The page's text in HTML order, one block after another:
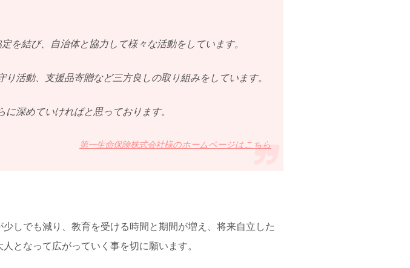
を結び、自治体と協力して様々な活動をしています。
活動、支援品寄贈など三方良しの取り組みをしています。
深めていければと思っております。
第一生命保険株式会社様のホームページはこちら
しでも減り、教育を受ける時間と期間が増え、将来自立した
となって広がっていく事を切に願います。